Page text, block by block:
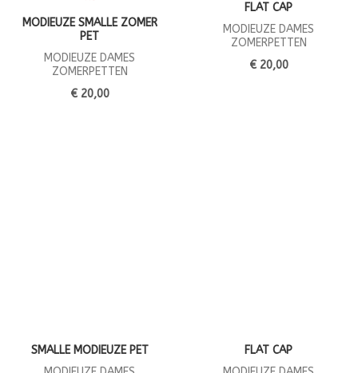
MODIEUZE SMALLE ZOMER
PET
MODIEUZE DAMES
ZOMERPETTEN
€ 20,00
FLAT CAP
MODIEUZE DAMES
ZOMERPETTEN
€ 20,00
SMALLE MODIEUZE PET
FLAT CAP